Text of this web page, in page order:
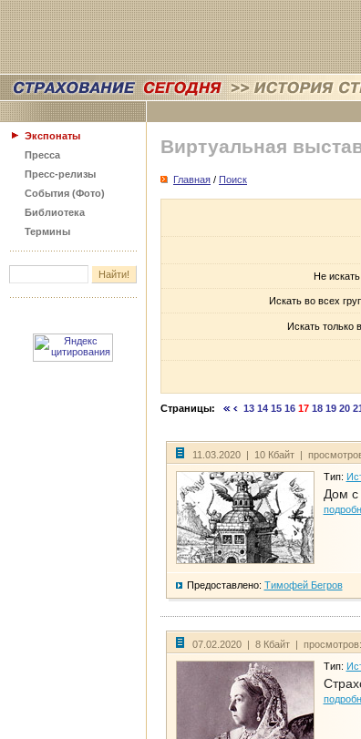
Экспонаты
Пресса
Пресс-релизы
События (Фото)
Библиотека
Термины
Виртуальная
Главная / Поиск
Не
Искать во всех
Искать только
Страницы: 13 14 15 16 17 18 19 20
11.03.2020 | 10 Кбайт |
Тип:
Дом с
Предоставлено: Тимофей Бегров
07.02.2020 | 8 Кбайт |
Тип: